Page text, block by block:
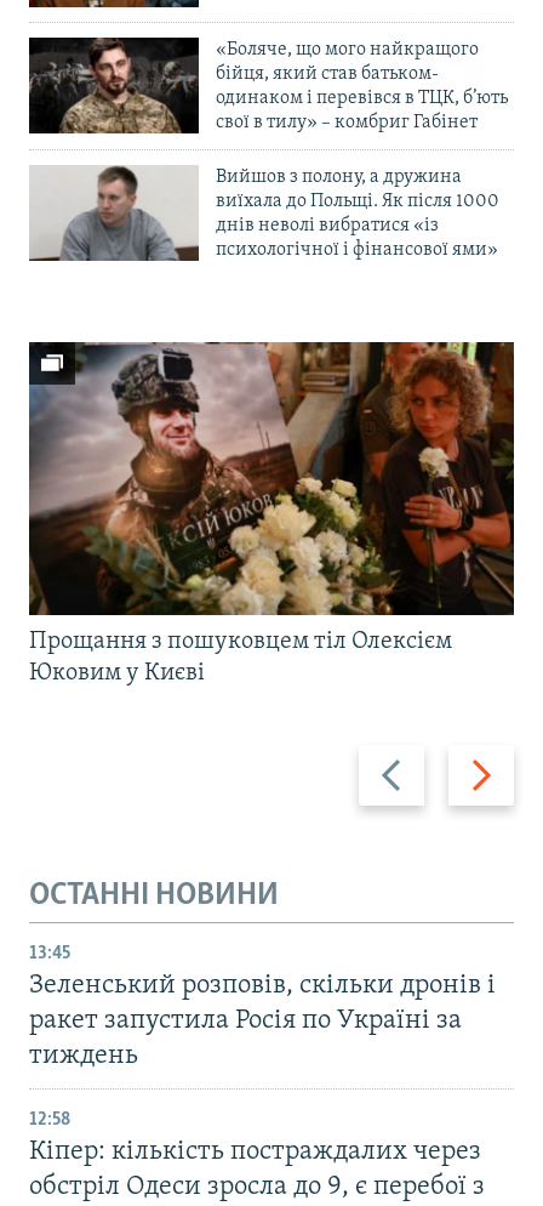
«Боляче, що мого найкращого
бійця, який став батьком-
одинаком і перевівся в ТЦК, б’ють
свої в тилу» – комбриг Габінет
Вийшов з полону, а дружина
виїхала до Польщі. Як після 1000
днів неволі вибратися «із
психологічної і фінансової ями»
Назад Вперед
Прощання з пошуковцем тіл Олексієм
Юковим у Києві
ОСТАННІ НОВИНИ
13:45
Зеленський розповів, скільки дронів і
ракет запустила Росія по Україні за
тиждень
12:58
Кіпер: кількість постраждалих через
обстріл Одеси зросла до 9, є перебої з